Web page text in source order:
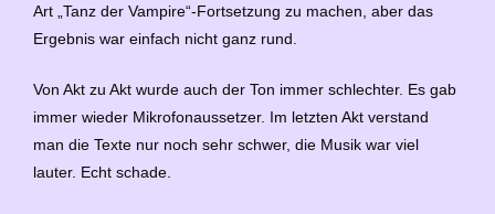
Art „Tanz der Vampire“-Fortsetzung zu machen, aber das
Ergebnis war einfach nicht ganz rund.
Von Akt zu Akt wurde auch der Ton immer schlechter. Es gab
immer wieder Mikrofonaussetzer. Im letzten Akt verstand
man die Texte nur noch sehr schwer, die Musik war viel
lauter. Echt schade.